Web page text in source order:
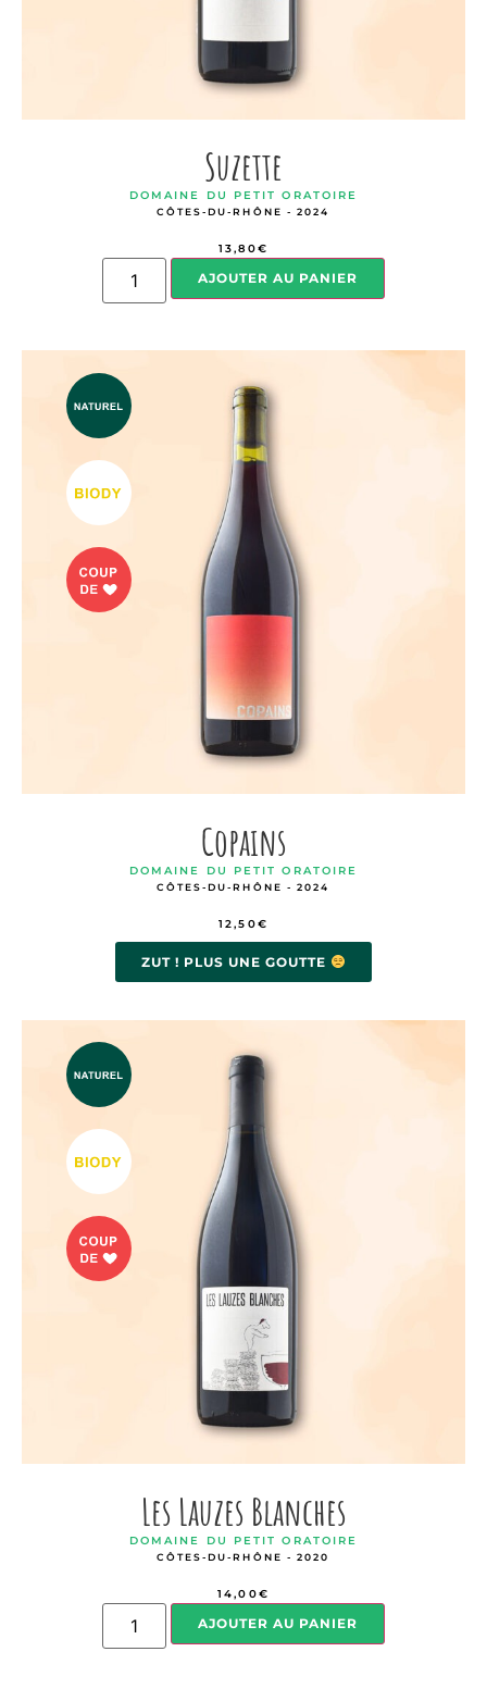
Suzette
DOMAINE DU PETIT ORATOIRE
CÔTES-DU-RHÔNE - 2024
13,80€
AJOUTER AU PANIER
Copains
DOMAINE DU PETIT ORATOIRE
CÔTES-DU-RHÔNE - 2024
12,50€
ZUT ! PLUS UNE GOUTTE
Les Lauzes Blanches
DOMAINE DU PETIT ORATOIRE
CÔTES-DU-RHÔNE - 2020
14,00€
AJOUTER AU PANIER